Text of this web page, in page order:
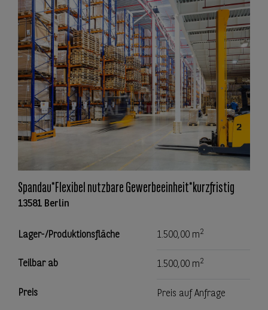
Spandau*Flexibel nutzbare Gewerbeeinheit*kurzfristig
13581 Berlin
Lager-/Produktionsfläche 1.500,00 m2
Teilbar ab 1.500,00 m2
Preis Preis auf Anfrage